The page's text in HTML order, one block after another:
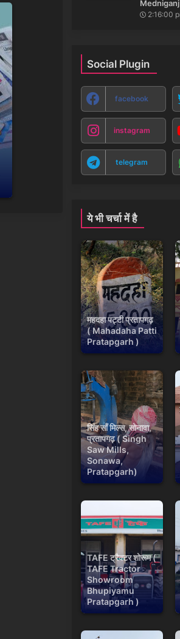
2:16:00
Social Plugin
facebook
instagram
telegram
ये भी चर्चा में है
महदहा पट्टी प्रतापगढ़
( Mahadaha Patti
Pratapgarh )
सिंह साँ मिल्स, सोनावा,
प्रतापगढ़ ( Singh
Saw Mills,
Sonawa,
Pratapgarh)
TAFE ट्रैक्टर शोरूम (
TAFE Tractor
Showroom
Bhupiyamu
Pratapgarh )